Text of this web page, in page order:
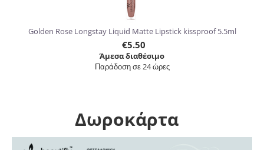
Golden Rose Longstay Liquid Matte Lipstick kissproof 5.5ml
€5.50
Άμεσα διαθέσιμο
Παράδοση σε 24 ώρες
Δωροκάρτα